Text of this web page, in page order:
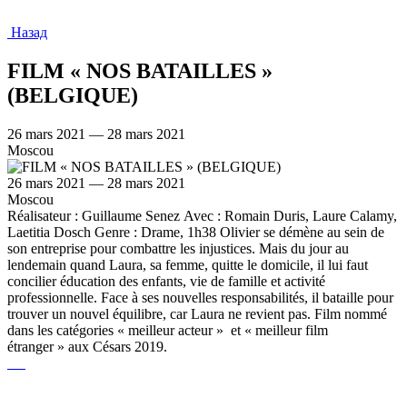
Назад
FILM « NOS BATAILLES »
(BELGIQUE)
26 mars 2021 — 28 mars 2021
Moscou
26 mars 2021 — 28 mars 2021
Moscou
Réalisateur : Guillaume Senez Avec : Romain Duris, Laure Calamy,
Laetitia Dosch Genre : Drame, 1h38 Olivier se démène au sein de
son entreprise pour combattre les injustices. Mais du jour au
lendemain quand Laura, sa femme, quitte le domicile, il lui faut
concilier éducation des enfants, vie de famille et activité
professionnelle. Face à ses nouvelles responsabilités, il bataille pour
trouver un nouvel équilibre, car Laura ne revient pas. Film nommé
dans les catégories « meilleur acteur » et « meilleur film
étranger » aux Césars 2019.